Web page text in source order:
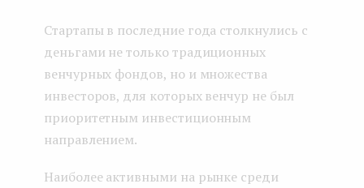
Стартапы в последние года столкнулись с
деньгами не только традиционных
венчурных фондов, но и множества
инвесторов, для которых венчур не был
приоритетным инвестиционным
направлением.
Наиболее активными на рынке среди